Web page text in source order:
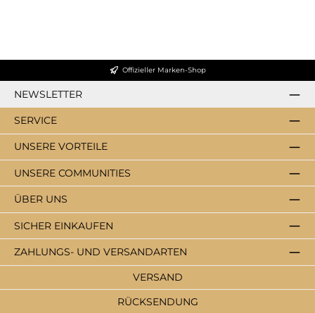
Offizieller Marken-Shop
NEWSLETTER
SERVICE
ZAHLUNGS- UND VERSANDARTEN
ÜBER UNS
SICHER EINKAUFEN
UNSERE VORTEILE
UNSERE COMMUNITIES
VERSAND
RÜCKSENDUNG